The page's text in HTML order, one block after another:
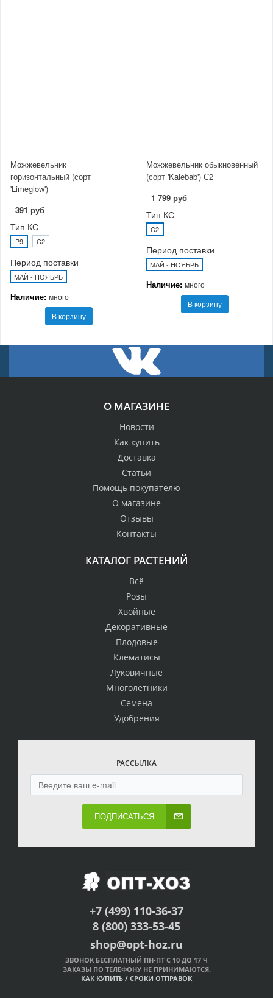
Можжевельник
горизонтальный (сорт
'Limeglow')
391 руб
Тип КС
P9 C2
Период поставки
МАЙ - НОЯБРЬ
Наличие: много
В корзину
Можжевельник обыкновенный
(сорт 'Kalebab') С2
1 799 руб
Тип КС
C2
Период поставки
МАЙ - НОЯБРЬ
Наличие: много
В корзину
О МАГАЗИНЕ
Новости
Как купить
Доставка
Статьи
Помощь покупателю
О магазине
Отзывы
Контакты
КАТАЛОГ РАСТЕНИЙ
Всё
Розы
Хвойные
Декоративные
Плодовые
Клематисы
Луковичные
Многолетники
Семена
Удобрения
РАССЫЛКА
ПОДПИСАТЬСЯ
+7 (499) 110-36-37
8 (800) 333-53-45
shop@opt-hoz.ru
ЗВОНОК БЕСПЛАТНЫЙ ПН-ПТ С 10 ДО 17 Ч
ЗАКАЗЫ ПО ТЕЛЕФОНУ НЕ ПРИНИМАЮТСЯ.
КАК КУПИТЬ / СРОКИ ОТПРАВОК